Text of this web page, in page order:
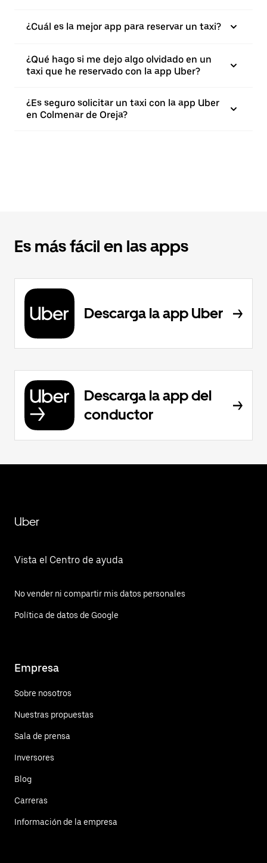
¿Cuál es la mejor app para reservar un taxi?
¿Qué hago si me dejo algo olvidado en un
taxi que he reservado con la app Uber?
¿Es seguro solicitar un taxi con la app Uber
en Colmenar de Oreja?
Es más fácil en las apps
Descarga la app Uber
Descarga la app del
conductor
Uber
Vista el Centro de ayuda
No vender ni compartir mis datos personales
Política de datos de Google
Empresa
Sobre nosotros
Nuestras propuestas
Sala de prensa
Inversores
Blog
Carreras
Información de la empresa